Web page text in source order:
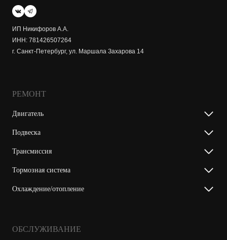
ИП Никифоров А.А.
ИНН: 781426507264
г. Санкт-Петербург, ул. Маршала Захарова 14
РЕМОНТ
Двигатель
Подвеска
Трансмиссия
Тормозная система
Охлаждение/отопление
ОБСЛУЖИВАНИЕ